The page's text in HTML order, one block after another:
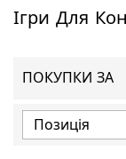
Ігри Для
ПОКУПКИ ЗА